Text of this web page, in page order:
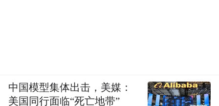
中国模型集体出击，美媒：
美国同行面临“死亡地带”